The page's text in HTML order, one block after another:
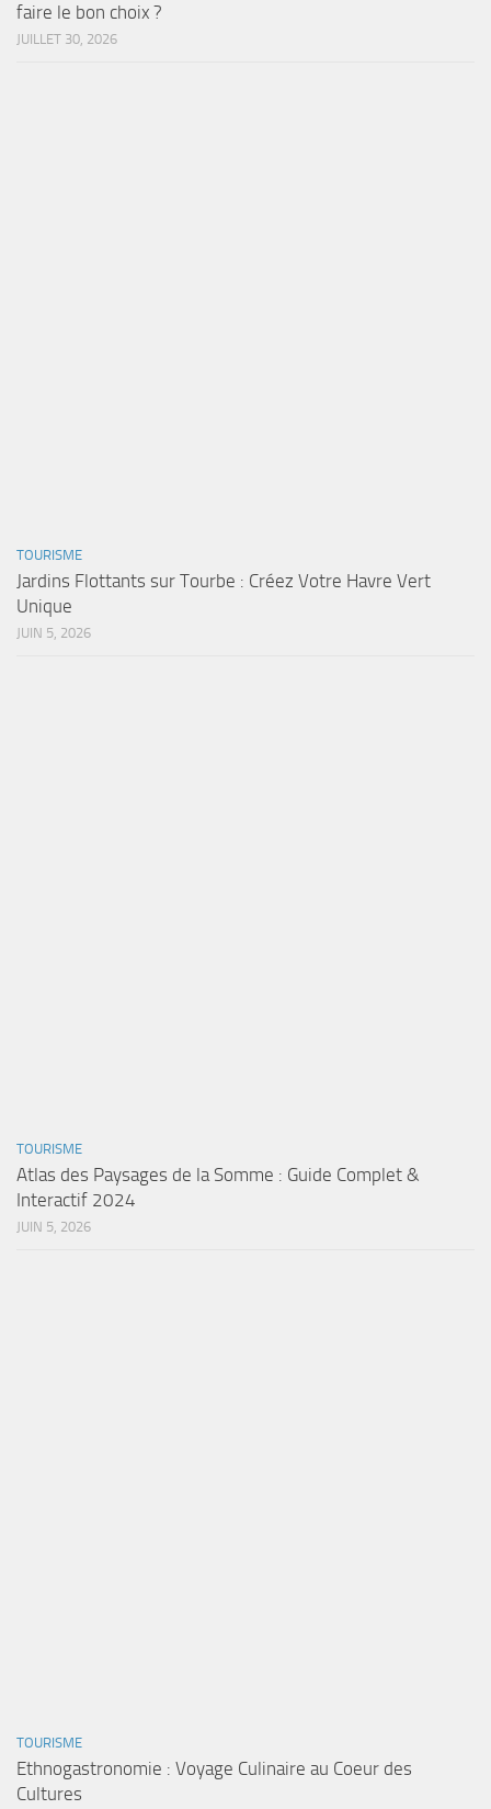
faire le bon choix ?
JUILLET 30, 2026
TOURISME
Jardins Flottants sur Tourbe : Créez Votre Havre Vert
Unique
JUIN 5, 2026
TOURISME
Atlas des Paysages de la Somme : Guide Complet &
Interactif 2024
JUIN 5, 2026
TOURISME
Ethnogastronomie : Voyage Culinaire au Coeur des
Cultures